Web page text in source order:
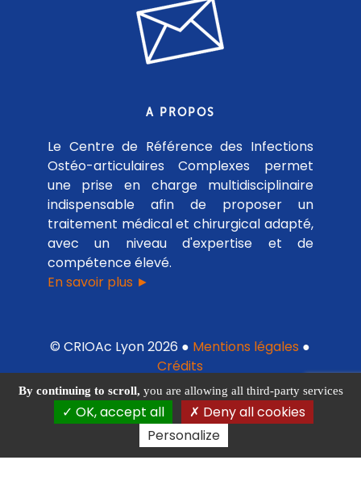
A PROPOS
Le Centre de Référence des Infections
Ostéo-articulaires Complexes permet
une prise en charge multidisciplinaire
indispensable afin de proposer un
traitement médical et chirurgical adapté,
avec un niveau d'expertise et de
compétence élevé.
En savoir plus ►
© CRIOAc Lyon 2026 ● Mentions légales ●
Crédits
By continuing to scroll, you are allowing all third-party services
OK, accept all
Deny all cookies
Personalize